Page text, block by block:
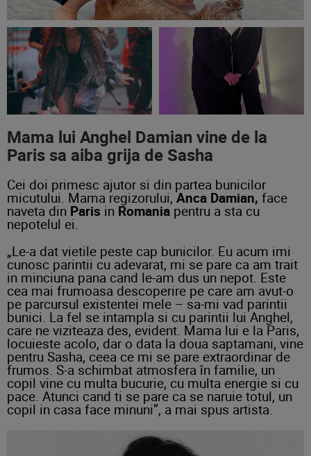
Mama lui Anghel Damian vine de la
Paris sa aiba grija de Sasha
Cei doi primesc ajutor si din partea bunicilor
micutului. Mama regizorului,Anca Damian, face
naveta din Paris in Romaniapentru a sta cu
nepotelul ei.
„Le-a dat vietile peste cap bunicilor. Eu acum imi
cunosc parintii cu adevarat, mi se pare ca am trait
in minciuna pana cand le-am dus un nepot. Este
cea mai frumoasa descoperire pe care am avut-o
pe parcursul existentei mele – sa-mi vad parintii
bunici. La fel se intampla si cu parintii lui Anghel,
care ne viziteaza des, evident. Mama lui e la Paris,
locuieste acolo, dar o data la doua saptamani, vine
pentru Sasha, ceea ce mi se pare extraordinar de
frumos. S-a schimbat atmosfera în familie, un
copil vine cu multa bucurie, cu multa energie si cu
pace. Atunci cand ti se pare ca se naruie totul, un
copil in casa face minuni”, a mai spus artista.